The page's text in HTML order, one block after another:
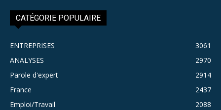
CATÉGORIE POPULAIRE
ENTREPRISES
3061
ANALYSES
2970
Parole d'expert
2914
France
2437
Emploi/Travail
2088